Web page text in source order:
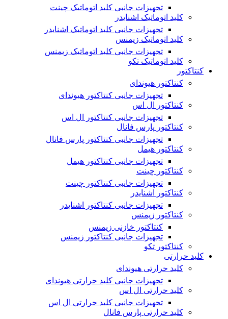
تجهیزات جانبی کلید اتوماتیک چینت
کلید اتوماتیک اشنایدر
تجهیزات جانبی کلید اتوماتیک اشنایدر
کلید اتوماتیک زیمنس
تجهیزات جانبی کلید اتوماتیک زیمنس
کلید اتوماتیک تکو
کنتاکتور
کنتاکتور هیوندای
تجهیزات جانبی کنتاکتور هیوندای
کنتاکتور ال اس
تجهیزات جانبی کنتاکتور ال اس
کنتاکتور پارس فانال
تجهیزات جانبی کنتاکتور پارس فانال
کنتاکتور هیمل
تجهیزات جانبی کنتاکتور هیمل
کنتاکتور چینت
تجهیزات جانبی کنتاکتور چینت
کنتاکتور اشنایدر
تجهیزات جانبی کنتاکتور اشنایدر
کنتاکتور زیمنس
کنتاکتور خازنی زیمنس
تجهیزات جانبی کنتاکتور زیمنس
کنتاکتور تکو
کلید حرارتی
کلید حرارتی هیوندای
تجهیزات جانبی کلید حرارتی هیوندای
کلید حرارتی ال اس
تجهیزات جانبی کلید حرارتی ال اس
کلید حرارتی پارس فانال